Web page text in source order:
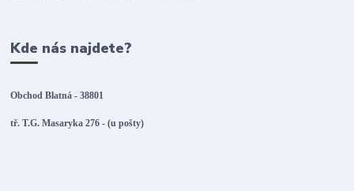
Kde nás najdete?
Obchod Blatná - 38801
tř. T.G. Masaryka 276 - (u pošty)